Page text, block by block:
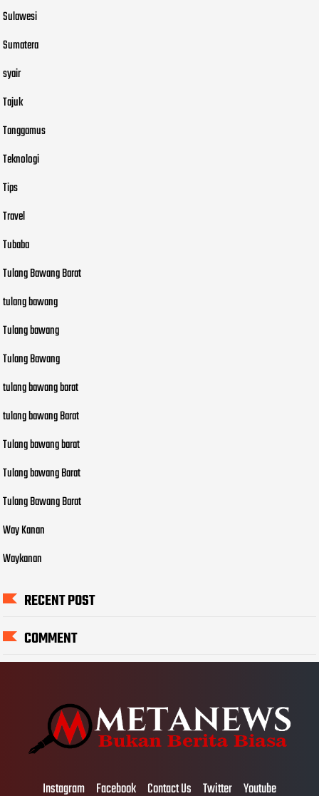
Sulawesi
Sumatera
syair
Tajuk
Tanggamus
Teknologi
Tips
Travel
Tubaba
Tulang Bawang Barat
tulang bawang
Tulang bawang
Tulang Bawang
tulang bawang barat
tulang bawang Barat
Tulang bawang barat
Tulang bawang Barat
Tulang Bawang Barat
Way Kanan
Waykanan
RECENT POST
COMMENT
Instagram Facebook Contact Us Twitter Youtube